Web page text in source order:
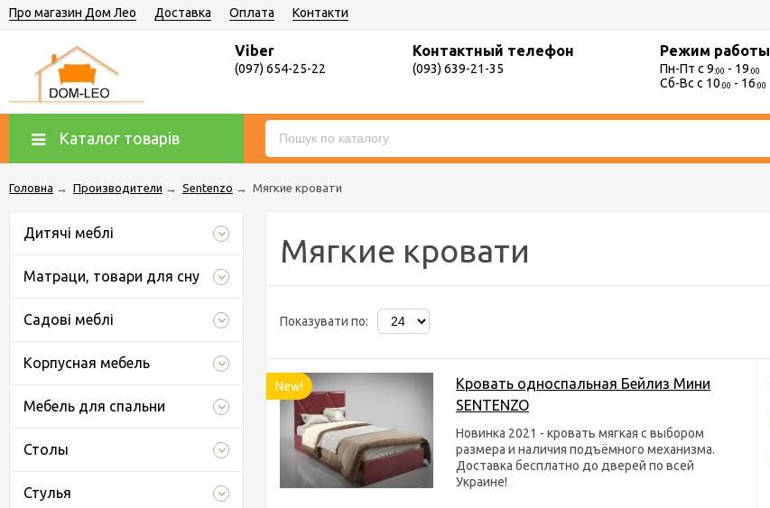
Про магазин Дом Лео Доставка Оплата Контакти
Viber
(097) 654-25-22
Контактный телефон
(093) 639-21-35
Режим работы
Пн-Пт с 9:00 - 19:00
Сб-Вс с 10:00 - 16:00
Каталог товарів
Головна → Производители → Sentenzo → Мягкие кровати
Дитячі меблі
Матраци, товари для сну
Садові меблі
Корпусная мебель
Мебель для спальни
Столы
Стулья
Мягкие кровати
Показувати по:
New!
Кровать односпальная Бейлиз Мини
SENTENZO
Новинка 2021 - кровать мягкая с выбором
размера и наличия подъёмного механизма.
Доставка бесплатно до дверей по всей
Украине!